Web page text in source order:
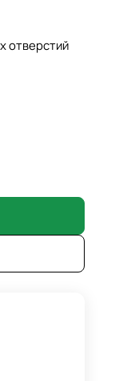
отверстий